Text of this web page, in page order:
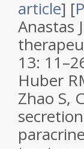
article] [
Anastas
13:
Huber
Zhao S,